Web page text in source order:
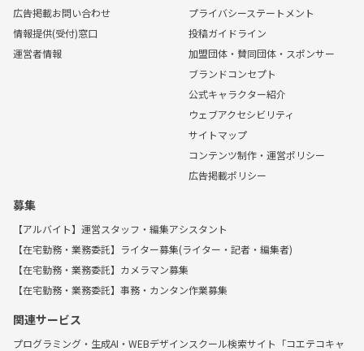
広告掲載お問い合わせ
情報提供(受付)窓口
運営者情報
プライバシーステートメント
投稿ガイドライン
加盟団体・賛同団体・スポンサー
ブランドコンセプト
公式キャラクター紹介
ウェブアクセシビリティ
サイトマップ
コンテンツ制作・運営ポリシー
広告掲載ポリシー
募集
【アルバイト】運営スタッフ・編集アシスタント
【在宅勤務・業務委託】ライター募集(ライター・記者・編集者)
【在宅勤務・業務委託】カメラマン募集
【在宅勤務・業務委託】事務・カンタン作業募集
関連サービス
プログラミング・生成AI・WEBデザインスクール検索サイト「コエテコキャ